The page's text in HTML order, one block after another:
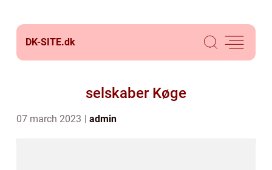
DK-SITE.dk
selskaber Køge
07 march 2023 admin